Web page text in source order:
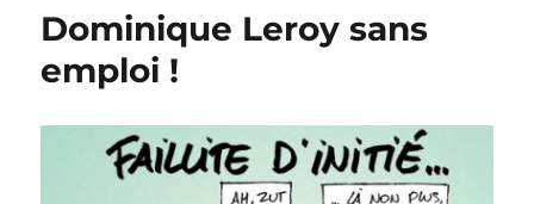
Dominique Leroy sans
emploi !